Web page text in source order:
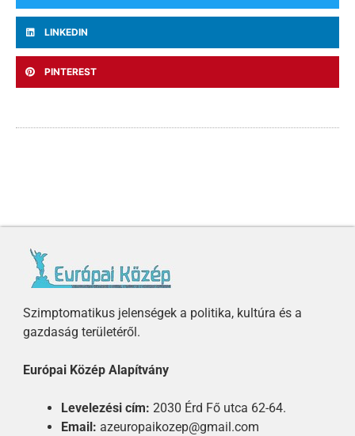
LINKEDIN
PINTEREST
Szimptomatikus jelenségek a politika, kultúra és a
gazdaság területéről.
Európai Közép Alapítvány
Levelezési cím: 2030 Érd Fő utca 62-64.
Email: azeuropaikozep@gmail.com